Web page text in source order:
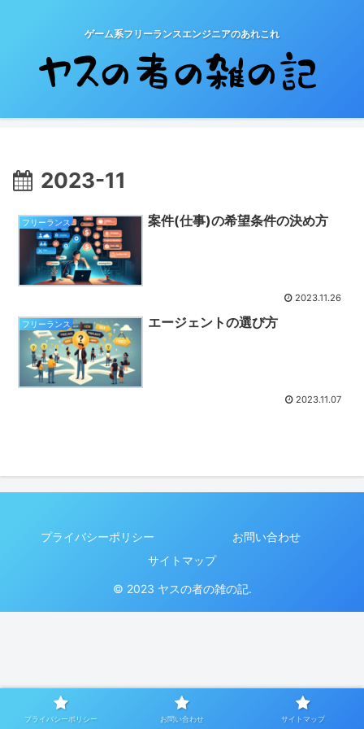
ゲーム系フリーランスエンジニアのあれこれ
2023-11
フリーランス 案件(仕事)の希望条件の決め方
2023.11.26
フリーランス エージェントの選び方
2023.11.07
プライバシーポリシー
お問い合わせ
サイトマップ
© 2023 ヤスの者の雑の記.
プライバシーポリシー お問い合わせ サイトマップ